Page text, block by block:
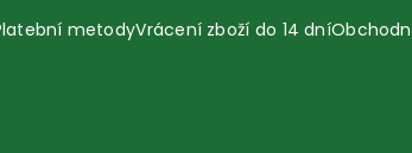
metodyVrácení zboží do 14 dní